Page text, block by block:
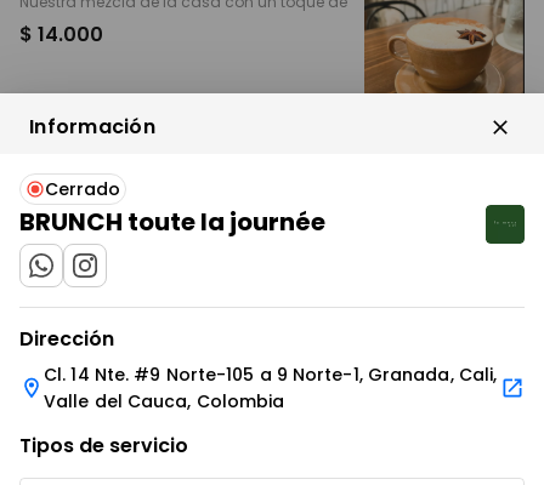
$ 14.000
GOLDEN MILK
Cúrcuma, jengibre y miel en leche vegetal
$ 14.000
MATCHA LATTE
$ 14.000
Información
Cerrado
BRUNCH toute la journée
IR AL ENLACE
IR AL ENLACE
Dirección
Cl. 14 Nte. #9 Norte-105 a 9 Norte-1, Granada, Cali,
Valle del Cauca, Colombia
Tipos de servicio